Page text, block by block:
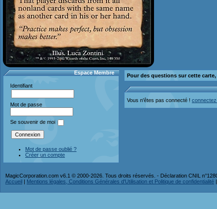
Espace Membre
Identifiant
Mot de passe
Se souvenir de moi
Mot de passe oublié ?
Créer un compte
Pour des questions sur cette
Vous n'êtes pas connecté !
MagicCorporation.com v6.1 © 2000-2026. Tous droits réservés. - Déclaration CNIL
Accueil | Mentions légales, Conditions Générales d'Utilisation et Politique de confidentialité